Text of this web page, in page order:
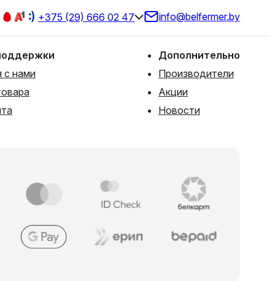
+375 (29) 666 02 47 info@belfermer.by
с нами
Дополнительно
Производители
Акции
Новости